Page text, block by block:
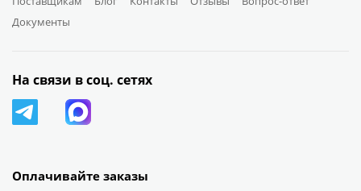
Документы
Оплачивайте заказы
На связи в соц. сетях